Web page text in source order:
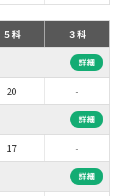
５科 ３科
詳細
20 -
詳細
17 -
詳細